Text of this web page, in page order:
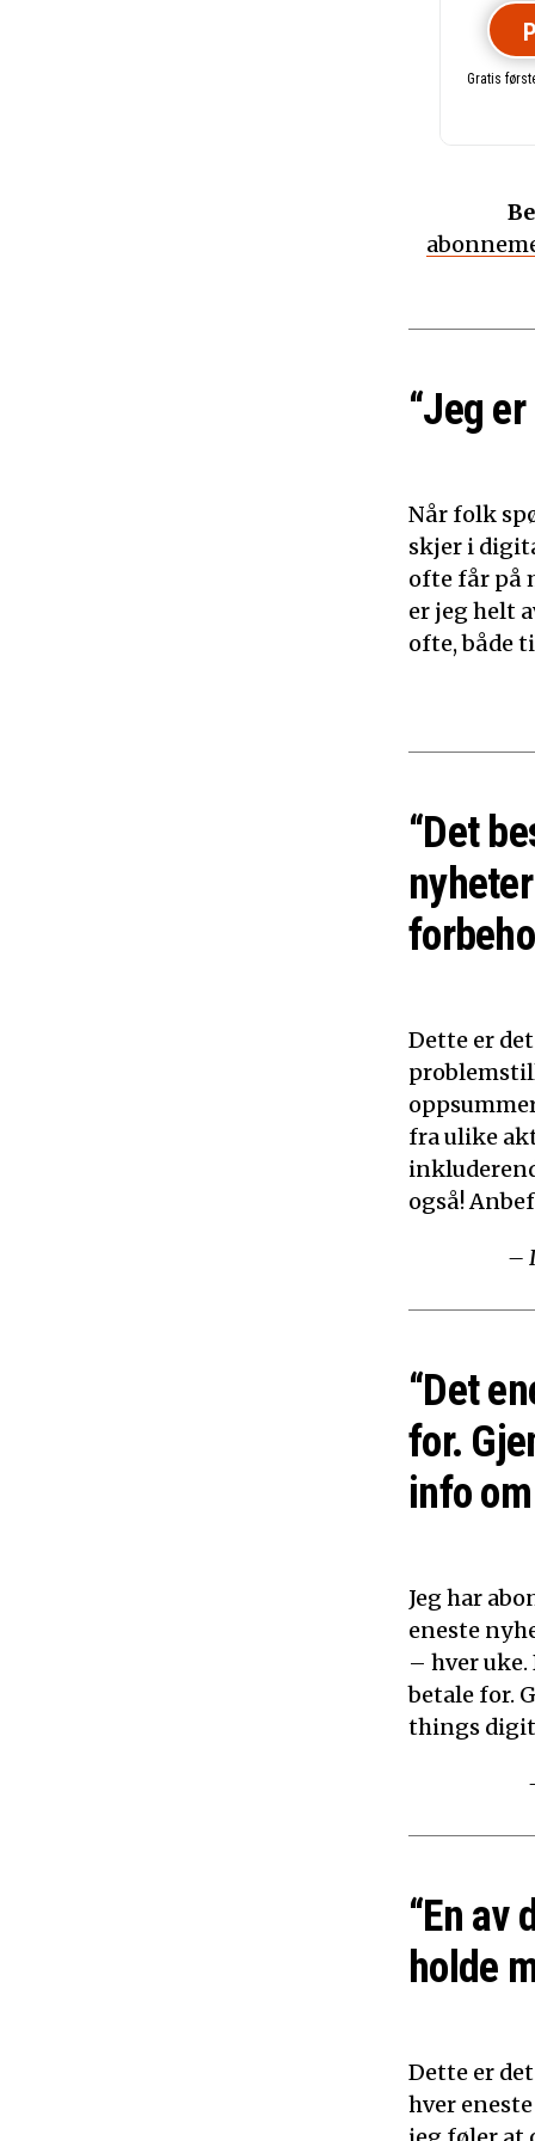
Gratis
“Jeg
Når folk
skjer i
ofte får på
er jeg helt
ofte, både
“Det
Dette er
fra ulike
også!
–
“Det
for.
info
Jeg har
eneste
– hver uke.
betale for.
things
“En
holde
Dette er
hver